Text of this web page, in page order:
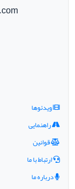
ویدئوها
راهنمایی
قوانین
ارتباط با ما
درباره ما